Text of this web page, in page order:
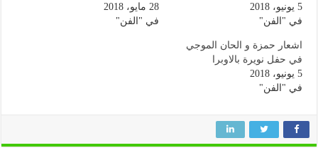
5 يونيو، 2018
في "الفن"
28 مايو، 2018
في "الفن"
اشعار حمزة و الحان الموجي
في حفل نويرة بالاوبرا
5 يونيو، 2018
في "الفن"